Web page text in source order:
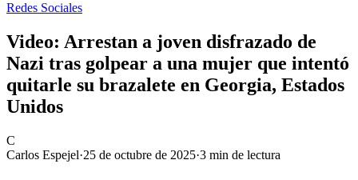
Redes Sociales
Video: Arrestan a joven disfrazado de
Nazi tras golpear a una mujer que intentó
quitarle su brazalete en Georgia, Estados
Unidos
C
Carlos Espejel·25 de octubre de 2025·3 min de lectura